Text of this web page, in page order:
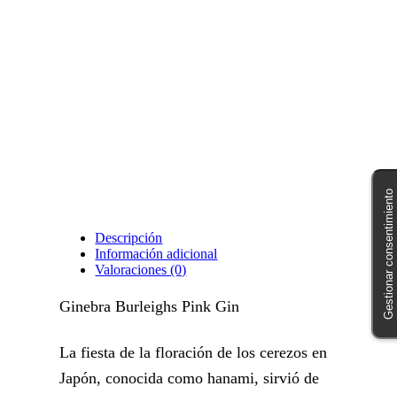
Descripción
Información adicional
Valoraciones (0)
Ginebra Burleighs Pink Gin
La fiesta de la floración de los cerezos en
Japón, conocida como hanami, sirvió de
Gestionar consentimiento